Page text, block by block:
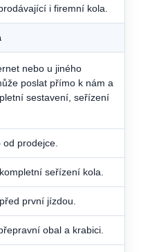
i firemní kola.
nebo u jiného
poslat přímo k nám a
sestavení, seřízení
prodejce.
seřízení kola.
první jízdou.
obal a krabici.